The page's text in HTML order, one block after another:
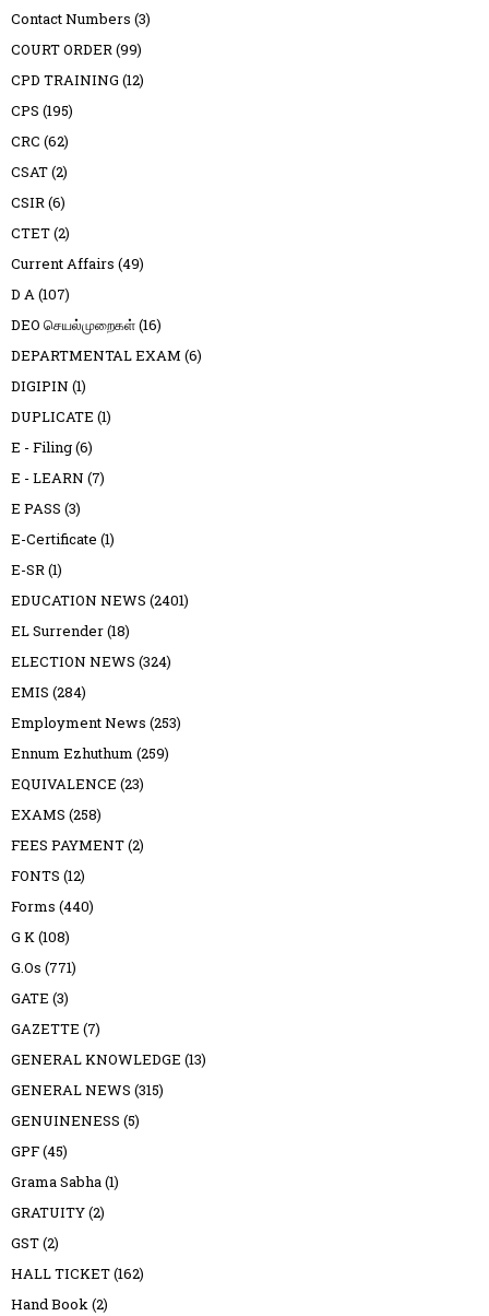
Contact Numbers (3)
COURT ORDER(99)
CPD TRAINING (12)
CPS (195)
CRC (62)
CSAT(2)
CSIR(6)
CTET(2)
Current Affairs (49)
D A(107)
DEO செயல்முறைகள்(16)
DEPARTMENTAL EXAM (6)
DIGIPIN (1)
DUPLICATE (1)
E - Filing(6)
E - LEARN (7)
E PASS (3)
E-Certificate (1)
E-SR(1)
EDUCATION NEWS (2401)
EL Surrender(18)
ELECTION NEWS (324)
EMIS (284)
Employment News (253)
Ennum Ezhuthum (259)
EQUIVALENCE (23)
EXAMS (258)
FEES PAYMENT(2)
FONTS (12)
Forms (440)
G K(108)
G.Os (771)
GATE (3)
GAZETTE (7)
GENERAL KNOWLEDGE (13)
GENERAL NEWS (315)
GENUINENESS (5)
GPF(45)
Grama Sabha(1)
GRATUITY(2)
GST(2)
HALL TICKET(162)
Hand Book(2)